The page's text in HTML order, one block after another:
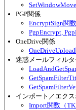
PGP関係
EncryptSign関
PgpEncrypt,
OneDrive関係
迷惑メールフィル
インポート／エク
Import関数（